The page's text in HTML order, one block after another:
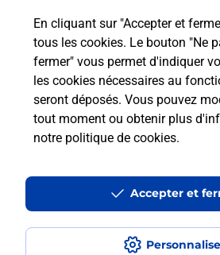
En cliquant sur "Accepter et
tous les cookies. Le bouton "Ne
fermer" vous permet d'indiquer
les cookies nécessaires au
seront déposés. Vous pouvez
tout moment ou obtenir plus
notre politique de cookies.
Accepter et
Combien de temps est
code bateau ?
Peut-on passer le permis
avec le CPF ?
VALLEIRY LES CITADIES
Code Bateau